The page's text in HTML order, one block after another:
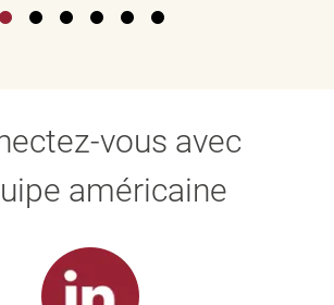
vous avec
américaine